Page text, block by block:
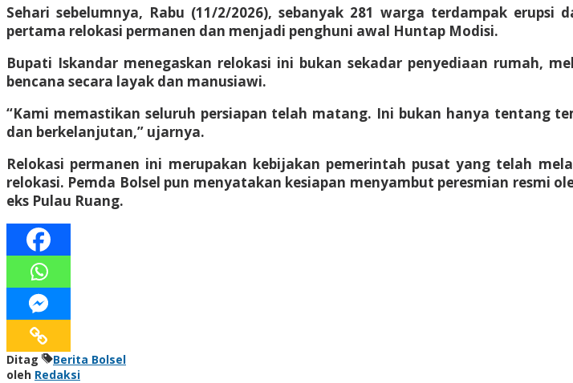
Sehari sebelumnya, Rabu (11/2/2026), sebanyak 281 warga terdampak
pertama relokasi permanen dan menjadi penghuni awal Huntap Modisi.
Bupati Iskandar menegaskan relokasi ini bukan sekadar penyediaan rumah,
bencana secara layak dan manusiawi.
“Kami memastikan seluruh persiapan telah matang. Ini bukan hanya tentang
dan berkelanjutan,” ujarnya.
Relokasi permanen ini merupakan kebijakan pemerintah pusat yang telah
relokasi. Pemda Bolsel pun menyatakan kesiapan menyambut peresmian resmi
eks Pulau Ruang.
Ditag
Berita Bolsel
oleh Redaksi